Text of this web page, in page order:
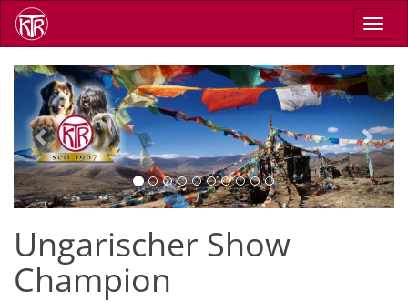
Skip
main
Previous Next
Ungarischer Show
Champion